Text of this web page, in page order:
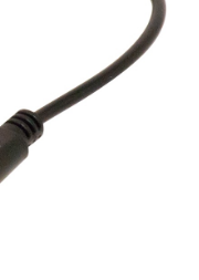
アクセサリーが